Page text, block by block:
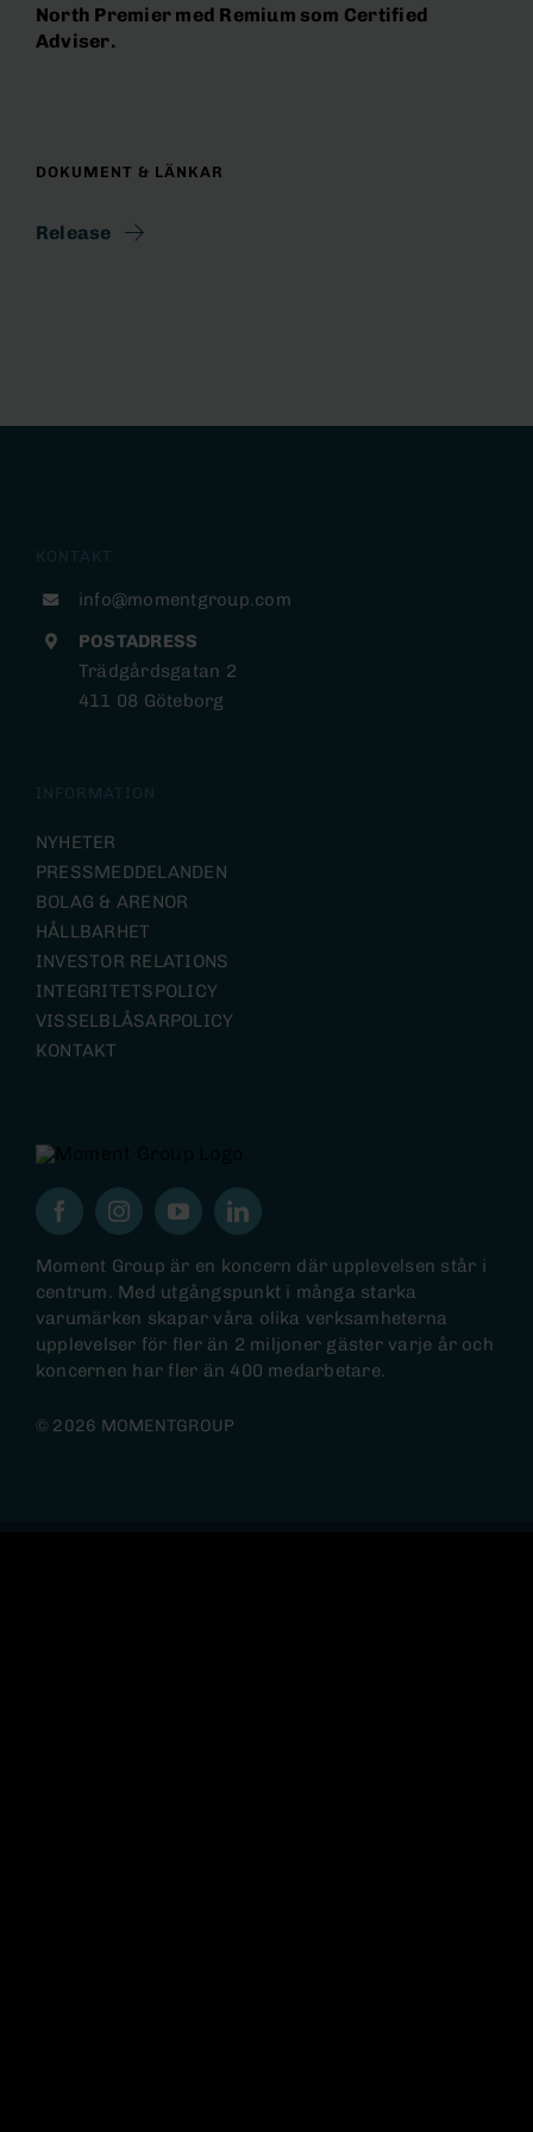
North Premier med Remium som Certified
Adviser.
DOKUMENT & LÄNKAR
Release
Moment Group är en koncern där upplevelsen står i
centrum. Med utgångspunkt i många starka
varumärken skapar våra olika verksamheterna
upplevelser för fler än 2 miljoner gäster varje år och
koncernen har fler än 400 medarbetare.
© 2026 MOMENTGROUP
NYHETER
PRESSMEDDELANDEN
BOLAG & ARENOR
HÅLLBARHET
INVESTOR RELATIONS
INTEGRITETSPOLICY
VISSELBLÅSARPOLICY
KONTAKT
info@momentgroup.com
POSTADRESS
Trädgårdsgatan 2
411 08 Göteborg